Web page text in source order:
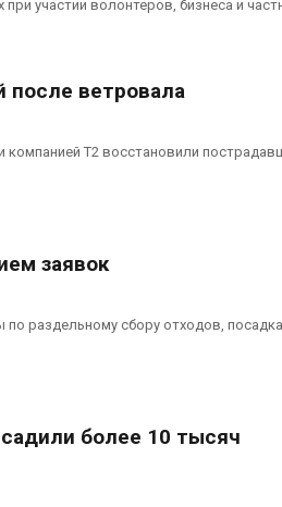
участии волонтеров, бизнеса и
ветровала
T2 восстановили
заявок
по раздельному сбору отходов,
более 10 тысяч